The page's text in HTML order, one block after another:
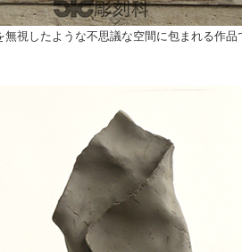
無視したような不思議な空間に包まれる作品